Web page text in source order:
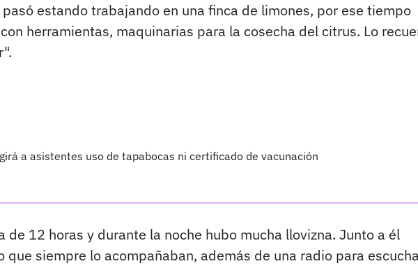
estando trabajando en una finca de limones, por ese tiempo
herramientas, maquinarias para la cosecha del citrus. Lo
a asistentes uso de tapabocas ni certificado de vacunación
de 12 horas y durante la noche hubo mucha llovizna. Junto a él
que siempre lo acompañaban, además de una radio para